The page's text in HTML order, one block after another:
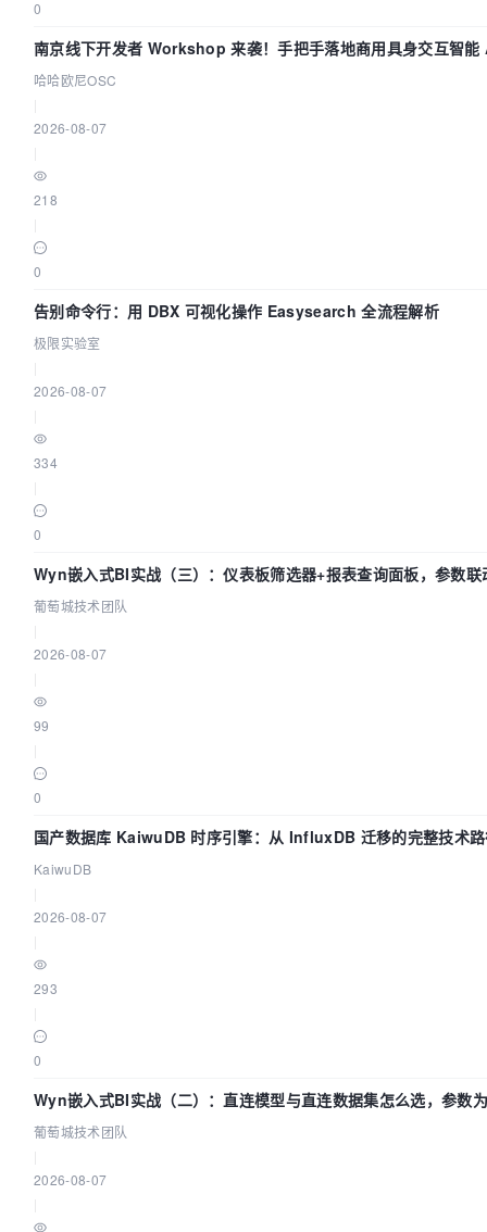
0
南京线下开发者 Workshop 来袭！手把手落地商用具身交互智
用
哈哈欧尼OSC
2026-08-07
218
0
告别命令行：用 DBX 可视化操作 Easysearch 全流程解析
极限实验室
2026-08-07
334
0
Wyn嵌入式BI实战（三）：仪表板筛选器+报表查询面板，参数联
葡萄城技术团队
2026-08-07
99
0
国产数据库 KaiwuDB 时序引擎：从 InfluxDB 迁移的完整技术
KaiwuDB
2026-08-07
293
0
Wyn嵌入式BI实战（二）：直连模型与直连数据集怎么选，参数
效？| 葡萄城技术团队
葡萄城技术团队
2026-08-07